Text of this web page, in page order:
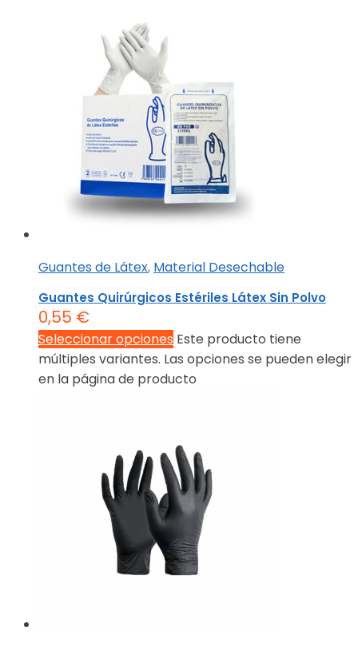
Guantes de Látex, Material Desechable
Guantes Quirúrgicos Estériles Látex Sin Polvo
0,55 €
Seleccionar opciones Este producto tiene
múltiples variantes. Las opciones se pueden elegir
en la página de producto